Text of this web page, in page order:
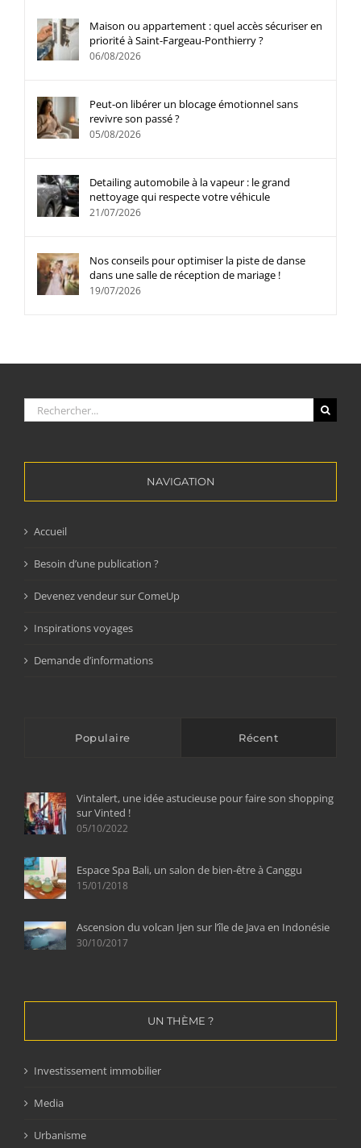
Maison ou appartement : quel accès sécuriser en
priorité à Saint-Fargeau-Ponthierry ?
06/08/2026
Peut-on libérer un blocage émotionnel sans
revivre son passé ?
05/08/2026
Detailing automobile à la vapeur : le grand
nettoyage qui respecte votre véhicule
21/07/2026
Nos conseils pour optimiser la piste de danse
dans une salle de réception de mariage !
19/07/2026
Rechercher:
NAVIGATION
Accueil
Besoin d’une publication ?
Devenez vendeur sur ComeUp
Inspirations voyages
Demande d’informations
Populaire Récent
Vintalert, une idée astucieuse pour faire son shopping
sur Vinted !
05/10/2022
Espace Spa Bali, un salon de bien-être à Canggu
15/01/2018
Ascension du volcan Ijen sur l’île de Java en Indonésie
30/10/2017
UN THÈME ?
Investissement immobilier
Media
Urbanisme